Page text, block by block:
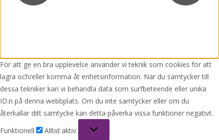
För att ge en bra upplevelse använder vi teknik som cookies för att
lagra och/eller komma åt enhetsinformation. När du samtycker till
dessa tekniker kan vi behandla data som surfbeteende eller unika
ID:n på denna webbplats. Om du inte samtycker eller om du
återkallar ditt samtycke kan detta påverka vissa funktioner negativt.
Funktionell
Alltid aktiv